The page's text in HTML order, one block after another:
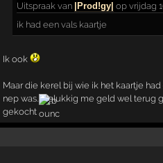
Uitspraak van |Prod!gy| op vrijdag
ik had een vals kaartje
Ik ook
Maar die kerel bij wie ik het kaartje
nep was.. Gelukkig me geld wel terug
gekocht